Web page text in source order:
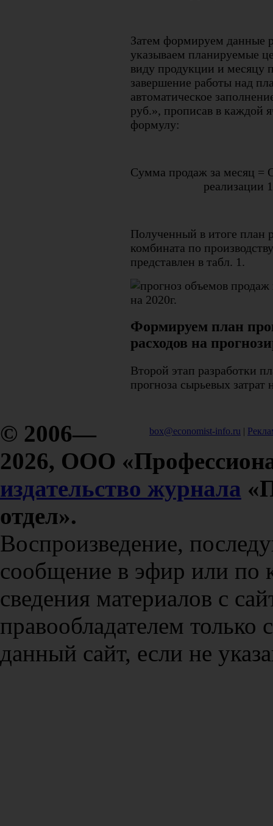
Затем формируем данные
указываем планируемые
виду продукции и месяцу
завершение работы над
автоматическое
руб.», прописав в каждой
формулу:
Сумма продаж за месяц =
реализации
Полученный в итоге план
комбината по
представлен в табл. 1.
Формируем план
расходов на
Второй этап разработки
прогноза сырьевых
box@economist-info.ru |
© 2006—
2026, ООО
издательство журнала
отдел».
Воспроизведение,
сообщение в эфир или по
сведения материалов с
правообладателем только
данный сайт, если не